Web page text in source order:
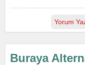
Yorum
Buraya